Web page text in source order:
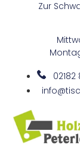
Zur
02182